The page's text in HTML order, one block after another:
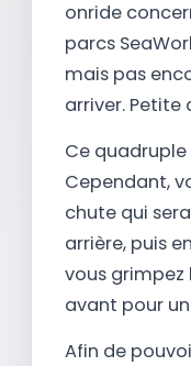
onride
parcs
mais pas
arriver.
Ce quadruple
Cependant,
chute qui
arrière, puis
vous
avant pour
Afin de